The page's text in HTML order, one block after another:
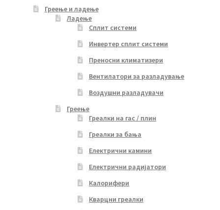
Греење и ладење
Ладење
Сплит системи
Инвертер сплит системи
Преносни климатизери
Вентилатори за разладување
Воздушни разладувачи
Греење
Греалки на гас / плин
Греалки за бања
Електрични камини
Електрични радијатори
Калорифери
Кварцни греалки